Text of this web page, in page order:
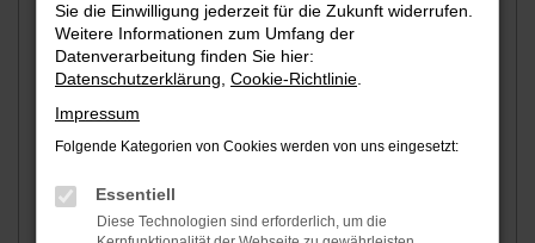
Fahrzeugdaten
Hersteller*
Modell
Sie die Einwilligung jederzeit für die Zukunft widerrufen.
Weitere Informationen zum Umfang der
Datenverarbeitung finden Sie hier:
Datenschutzerklärung Cookie-Richtlinie
Impressum
Folgende Kategorien von Cookies werden von uns eingesetzt:
Essentiell
Diese Technologien sind erforderlich, um die